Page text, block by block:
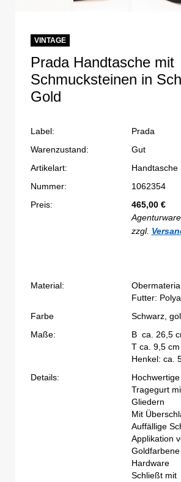
VINTAGE
Prada Handtasche mit
Schmucksteinen in
Gold
Label:
Prada
Warenzustand:
Gut
Artikelart:
Handtasche
Nummer:
1062354
Preis:
465,00 €
zzgl.
Material:
Futter:
Farbe
Schwarz,
Maße:
B ca. 26,5
T ca. 9,5 cm
Henkel: ca.
Details:
Tragegurt
Gliedern
Mit
Auffällige
Applikation
Hardware
Schließt mit